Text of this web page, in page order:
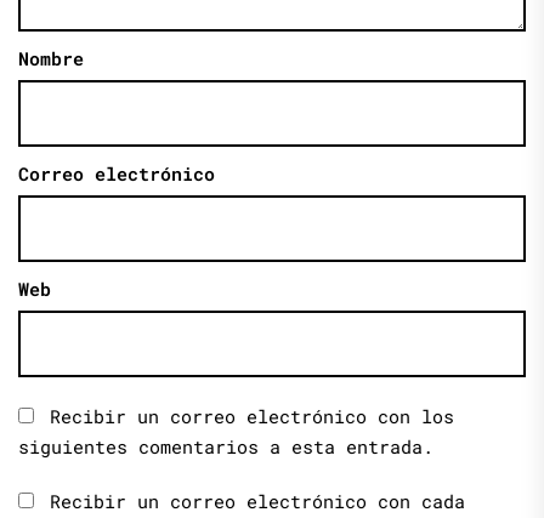
Nombre
Correo electrónico
Web
Recibir un correo electrónico con los
siguientes comentarios a esta entrada.
Recibir un correo electrónico con cada